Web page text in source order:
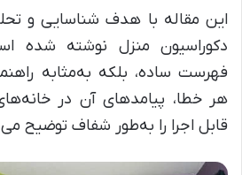
این مقاله با هدف شناسایی و
دکوراسیون منزل نوشته شده
فهرست ساده، بلکه به‌مثابه
هر خطا، پیامدهای آن در
قابل اجرا را به‌طور شفاف توضیح